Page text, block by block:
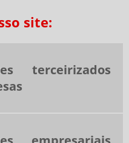
site:
terceirizados